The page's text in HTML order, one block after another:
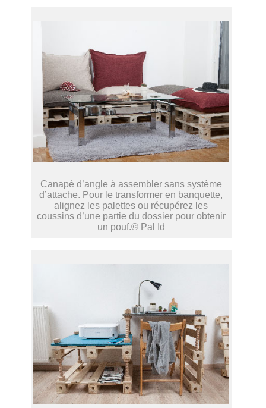
Canapé d’angle à assembler sans système
d’attache. Pour le transformer en banquette,
alignez les palettes ou récupérez les
coussins d’une partie du dossier pour obtenir
un pouf.© Pal Id